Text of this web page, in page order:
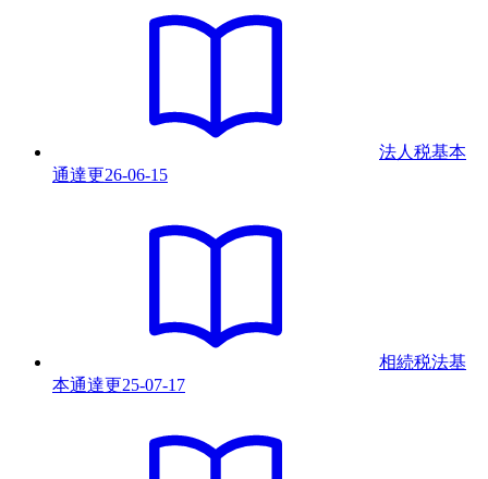
法人税基本
通達更26-06-15
相続税法基
本通達更25-07-17